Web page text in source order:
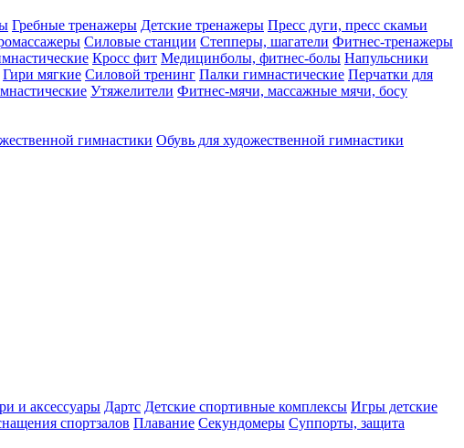
Гребные тренажеры Детские тренажеры Пресс дуги, пресс скамьи
Силовые станции Степперы, шагатели Фитнес-тренажеры
Кросс фит Медицинболы, фитнес-болы Напульсники
Гири мягкие Силовой тренинг Палки гимнастические Перчатки для
Утяжелители Фитнес-мячи, массажные мячи, босу
гимнастики Обувь для художественной гимнастики
и аксессуары Дартс Детские спортивные комплексы Игры детские
спортзалов Плавание Секундомеры Суппорты, защита